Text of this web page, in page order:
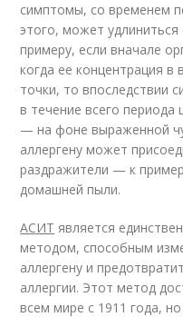
симптомы, со временем
этого, может
примеру, если вначале
когда ее концентрация в
точки, то впоследствии
в течение всего периода
— на фоне выраженной
аллергену может
раздражители — к
домашней пыли.
АСИТ является
методом, способным
аллергену и
аллергии. Этот метод
всем мире с 1911 года,